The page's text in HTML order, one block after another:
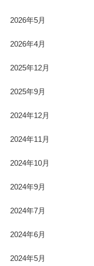
2026年5月
2026年4月
2025年12月
2025年9月
2024年12月
2024年11月
2024年10月
2024年9月
2024年7月
2024年6月
2024年5月